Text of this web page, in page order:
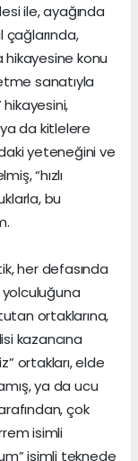
ile, ayağında
çağlarında,
hikayesine konu
sanatıyla
hikayesini,
da kitlelere
yeteneğini ve
“hızlı
bu
her defasında
ortaklarına,
kazancına
ortakları, elde
ya da ucu
çok
isimli
isimli teknede